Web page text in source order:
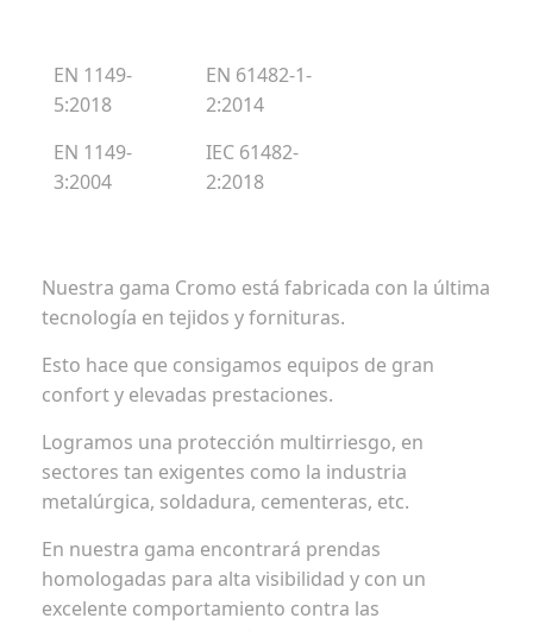
EN 1149-
5:2018
EN 1149-
3:2004
EN 61482-1-
2:2014
IEC 61482-
2:2018
Nuestra gama Cromo está fabricada con la última
tecnología en tejidos y fornituras.
Esto hace que consigamos equipos de gran
confort y elevadas prestaciones.
Logramos una protección multirriesgo, en
sectores tan exigentes como la industria
metalúrgica, soldadura, cementeras, etc.
En nuestra gama encontrará prendas
homologadas para alta visibilidad y con un
excelente comportamiento contra las